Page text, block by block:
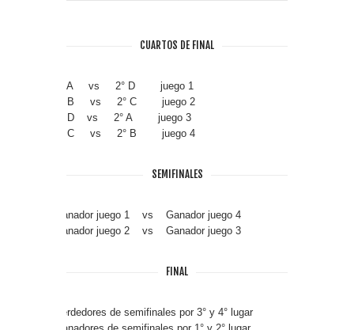
CUARTOS DE FINAL
1° A vs 2° D juego 1
1° B vs 2° C juego 2
1° D vs 2° A juego 3
1° C vs 2° B juego 4
SEMIFINALES
Ganador juego 1 vs Ganador juego 4
Ganador juego 2 vs Ganador juego 3
FINAL
Perdedores de semifinales por 3° y 4° lugar